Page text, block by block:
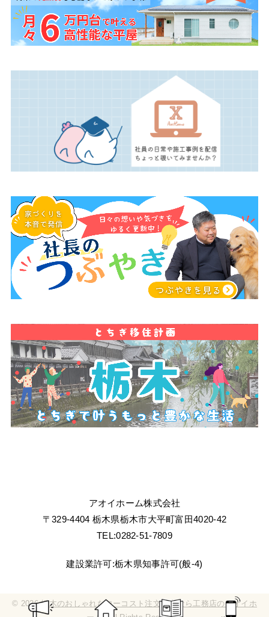
アオイホーム株式会社
〒329-4404 栃木県栃木市大平町富田4020-42
TEL:0282-51-7809
建設業許可:栃木県知事許可(般-4)
© 2026栃木のおしゃれなローコスト注文住宅なら工務店のアオイホ